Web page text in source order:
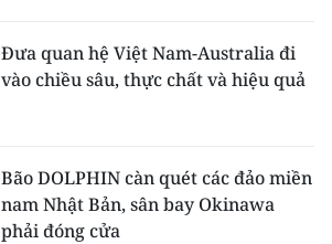
Đưa quan hệ Việt Nam-Australia đi
vào chiều sâu, thực chất và hiệu quả
Bão DOLPHIN càn quét các đảo miền
nam Nhật Bản, sân bay Okinawa
phải đóng cửa